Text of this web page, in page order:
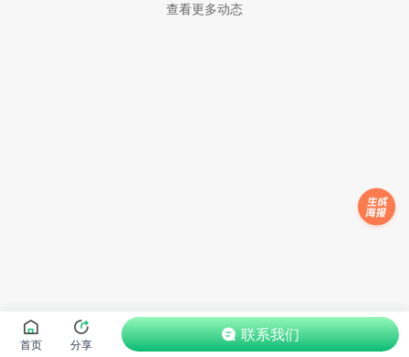
查看更多动态
首页 分享 联系我们